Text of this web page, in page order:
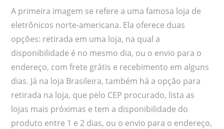
A primeira imagem se refere a uma famosa loja de
eletrônicos norte-americana. Ela oferece duas
opções: retirada em uma loja, na qual a
disponibilidade é no mesmo dia, ou o envio para o
endereço, com frete grátis e recebimento em alguns
dias. Já na loja Brasileira, também há a opção para
retirada na loja, que pelo CEP procurado, lista as
lojas mais próximas e tem a disponibilidade do
produto entre 1 e 2 dias, ou o envio para o endereço,